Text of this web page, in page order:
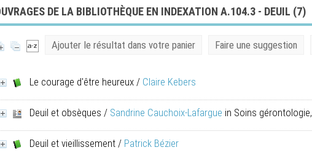
DE LA BIBLIOTHÈQUE EN INDEXATION A.104.3 - DEUIL (7)
Ajouter le résultat dans votre panier Faire une suggestion
Le courage d'être heureux / Claire Kebers
Deuil et obsèques / Sandrine Cauchoix-Lafargue in Soins
Deuil et vieillissement / Patrick Bézier